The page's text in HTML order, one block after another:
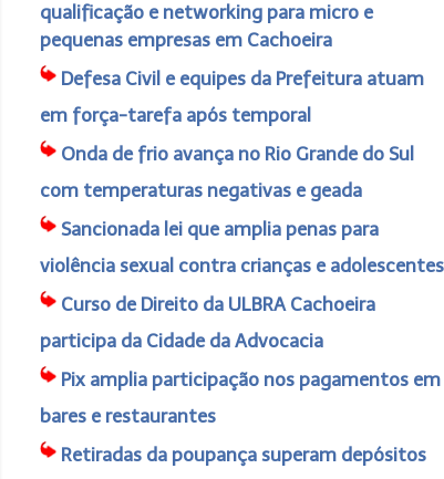
qualificação e networking para micro e
pequenas empresas em Cachoeira
Defesa Civil e equipes da Prefeitura atuam
em força-tarefa após temporal
Onda de frio avança no Rio Grande do Sul
com temperaturas negativas e geada
Sancionada lei que amplia penas para
violência sexual contra crianças e adolescentes
Curso de Direito da ULBRA Cachoeira
participa da Cidade da Advocacia
Pix amplia participação nos pagamentos em
bares e restaurantes
Retiradas da poupança superam depósitos